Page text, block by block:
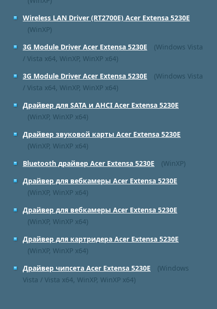
Wireless LAN Driver (RT2700E) Acer Extensa 5230E
(WinXP)
3G Module Driver Acer Extensa 5230E
(Windows Vista
/ Vista x64, WinXP, WinXP x64)
3G Module Driver Acer Extensa 5230E
(Windows Vista
/ Vista x64, WinXP, WinXP x64)
Драйвер для SATA и AHCI Acer Extensa 5230E
(WinXP, WinXP x64)
Драйвер звуковой карты Acer Extensa 5230E
(WinXP, WinXP x64)
Bluetooth драйвер Acer Extensa 5230E
(WinXP)
Драйвер для вебкамеры Acer Extensa 5230E
(WinXP, WinXP x64)
Драйвер для вебкамеры Acer Extensa 5230E
(WinXP, WinXP x64)
Драйвер для картридера Acer Extensa 5230E
(WinXP, WinXP x64)
Драйвер чипсета Acer Extensa 5230E
(Windows
Vista / Vista x64, WinXP, WinXP x64)